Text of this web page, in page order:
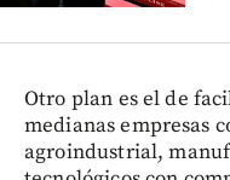
Otro plan es el de
medianas empresas
agroindustrial,